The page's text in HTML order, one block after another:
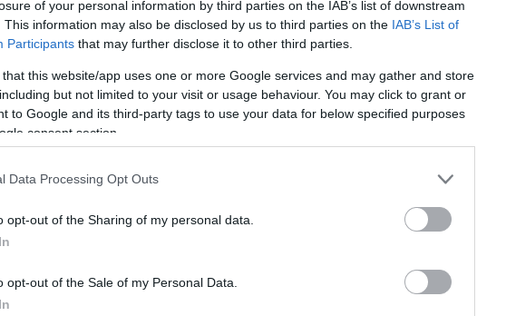
of your personal information by third parties on the IAB’s list of downstream
This information may also be disclosed by us to third parties on the IAB’s List of
Participants that may further disclose it to other third parties.
that this website/app uses one or more Google services and may gather and store
but not limited to your visit or usage behaviour. You may click to grant or
to Google and its third-party tags to use your data for below specified purposes
consent section.
Data Processing Opt Outs
opt-out of the Sharing of my personal data.
opt-out of the Sale of my Personal Data.
para
sin
BEBIDAS
Descubre cuántas
botellas de vino se
año según los
hábitos de los
amantes del vino
en Morelia: una
5